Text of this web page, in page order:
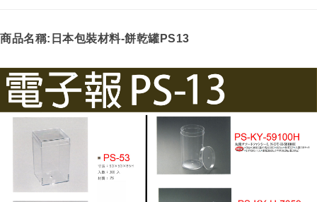
商品名稱:日本包裝材料-餅乾罐PS13